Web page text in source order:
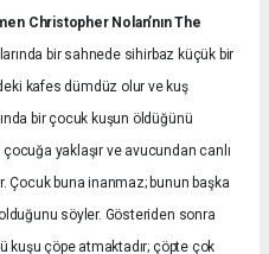
Christopher Nolan’nın The
bir sahnede sihirbaz küçük bir
kafes dümdüz olur ve kuş
bir çocuk kuşun öldüğünü
yaklaşır ve avucundan canlı
Çocuk buna inanmaz; bunun başka
söyler. Gösteriden sonra
kuşu çöpe atmaktadır; çöpte çok